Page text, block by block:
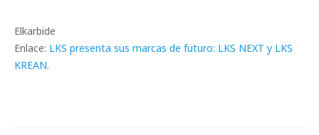
Elkarbide
Enlace: LKS presenta sus marcas de futuro: LKS NEXT y LKS
KREAN.